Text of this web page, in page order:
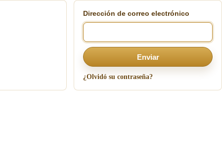
Dirección de correo electrónico
Enviar
¿Olvidó su contraseña?